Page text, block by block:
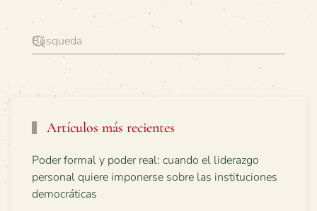
Artículos más recientes
Poder formal y poder real: cuando el liderazgo
personal quiere imponerse sobre las instituciones
democráticas